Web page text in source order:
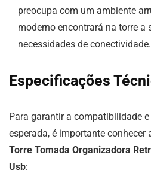
preocupa com um ambiente
moderno encontrará na torre a
necessidades de conectividade.
Especificações
Para garantir a compatibilidade
esperada, é importante conhecer
Torre Tomada Organizadora
Usb: